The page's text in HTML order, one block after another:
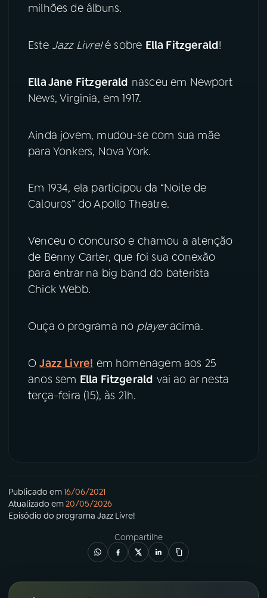
milhões de álbuns.
Este Jazz Livre!é sobre Ella Fitzgerald!
Ella Jane Fitzgerald nasceu em Newport
News, Virgínia, em 1917.
Ainda jovem, mudou-se com sua mãe
para Yonkers, Nova York.
Em 1934, ela participou da “Noite de
Calouros” do Apollo Theatre.
Venceu o concurso e chamou a atenção
de Benny Carter, que foi sua conexão
para entrar na big band do baterista
Chick Webb.
Ouça o programa no playeracima.
OJazz Livre! em homenagem aos 25
anos sem Ella Fitzgerald vai ao ar nesta
terça-feira (15), às 21h.
Publicado em16/06/2021
Atualizado em20/05/2026
Episódio do programa Jazz Livre!
Compartilhe